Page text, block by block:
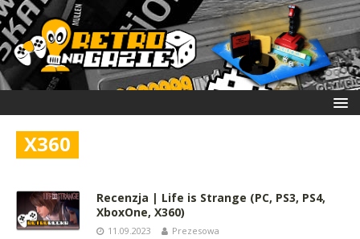
X360
Recenzja | Life is Strange (PC, PS3, PS4,
XboxOne, X360)
11.09.2023 Prezesowa